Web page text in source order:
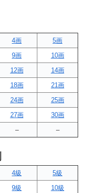
4画
5画
9画
10画
12画
14画
18画
21画
24画
25画
27画
30画
– –
4級
5級
9級 10級